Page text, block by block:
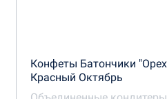
Конфеты Батончики
Красный Октябрь